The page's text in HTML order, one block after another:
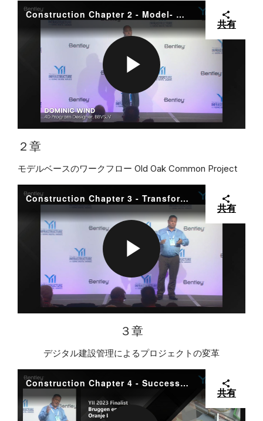
I
D
E
O
A
Y
V
I
D
E
O
Construction Chapter 2 - Model- based Workflows Old Oak Common Project
共有
P
A
Y
V
I
２章
モデルベースのワークフロー Old Oak Common Project
Construction Chapter 3 - Transforming Projects with Digital Construction Management
共有
P
L
A
３章
デジタル建設管理によるプロジェクトの変革
Construction Chapter 4 - Success Stories GDA Finalists
共有